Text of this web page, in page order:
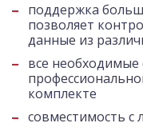
поддержка
позволяет
данные из
все
комплекте
совместимость